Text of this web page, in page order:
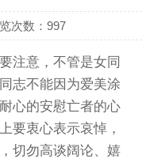
次数：997
注意，不管是女同
志不能因为爱美涂
心的安慰亡者的心
要衷心表示哀悼，
切勿高谈阔论、嬉